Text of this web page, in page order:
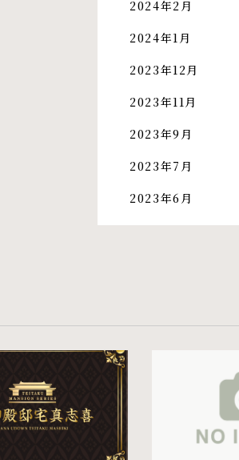
2024年2月
2024年1月
2023年12月
2023年11月
2023年9月
2023年7月
2023年6月